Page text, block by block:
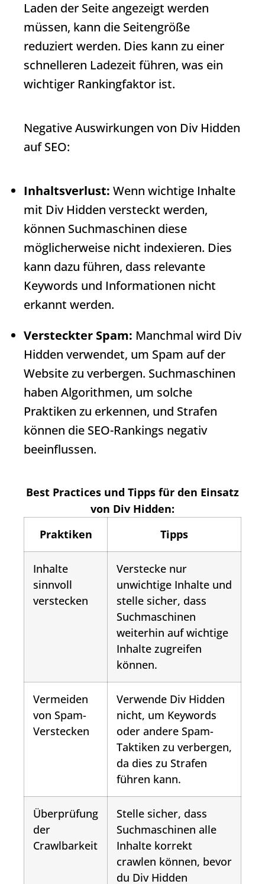
Laden der Seite angezeigt werden
müssen, kann die Seitengröße
reduziert werden. Dies kann zu einer
schnelleren Ladezeit führen, was ein
wichtiger Rankingfaktor ist.
Negative Auswirkungen von Div Hidden
auf SEO:
Inhaltsverlust: Wenn wichtige Inhalte
mit Div Hidden versteckt werden,
können Suchmaschinen diese
möglicherweise nicht indexieren. Dies
kann dazu führen, dass relevante
Keywords und Informationen nicht
erkannt werden.
Versteckter Spam: Manchmal wird Div
Hidden verwendet, um Spam auf der
Website zu verbergen. Suchmaschinen
haben Algorithmen, um solche
Praktiken zu erkennen, und Strafen
können die SEO-Rankings negativ
beeinflussen.
Best Practices und Tipps für den Einsatz
von Div Hidden:
Praktiken
Tipps
Inhalte
sinnvoll
verstecken
Verstecke nur
unwichtige Inhalte und
stelle sicher, dass
Suchmaschinen
weiterhin auf wichtige
Inhalte zugreifen
können.
Vermeiden
von Spam-
Verstecken
Verwende Div Hidden
nicht, um Keywords
oder andere Spam-
Taktiken zu verbergen,
da dies zu Strafen
führen kann.
Überprüfung
der
Crawlbarkeit
Stelle sicher, dass
Suchmaschinen alle
Inhalte korrekt
crawlen können, bevor
du Div Hidden